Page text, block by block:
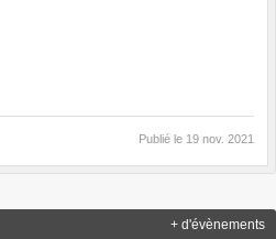
Publié le 19 nov. 2021
+ d'évènements